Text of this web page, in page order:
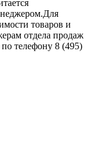
товаров и
отдела продаж
телефону 8 (495)